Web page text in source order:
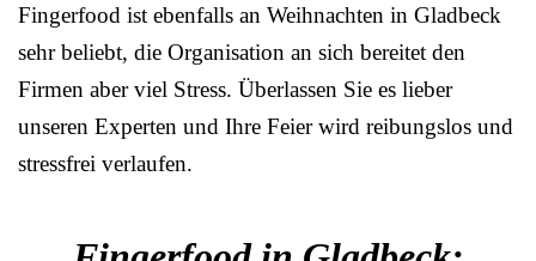
Fingerfood ist ebenfalls an Weihnachten in Gladbeck
sehr beliebt, die Organisation an sich bereitet den
Firmen aber viel Stress. Überlassen Sie es lieber
unseren Experten und Ihre Feier wird reibungslos und
stressfrei verlaufen.